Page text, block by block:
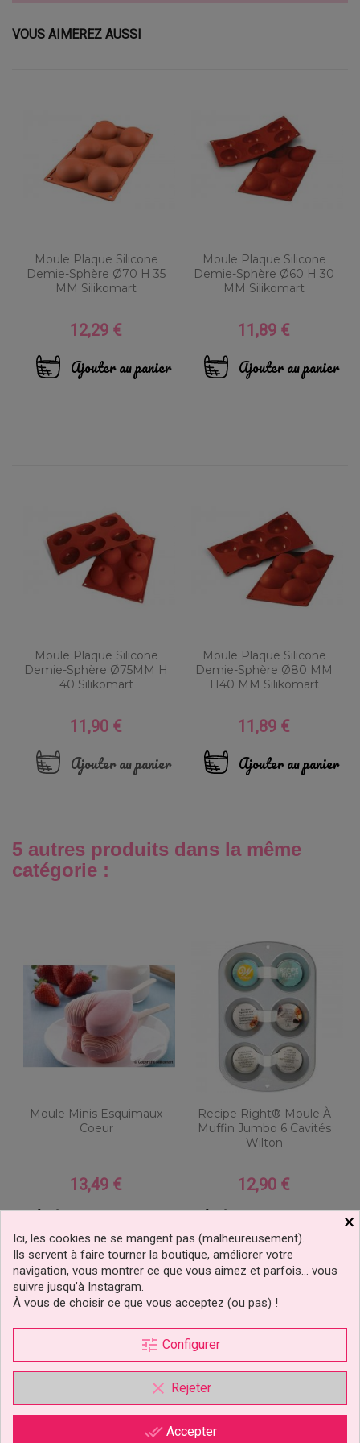
VOUS AIMEREZ AUSSI
Moule Plaque Silicone
Demie-Sphère Ø70 H 35
MM Silikomart
Prix
12,29 €
Ajouter au panier
Moule Plaque Silicone
Demie-Sphère Ø60 H 30
MM Silikomart
Prix
11,89 €
Ajouter au panier
Moule Plaque Silicone
Demie-Sphère Ø75MM H
40 Silikomart
Prix
11,90 €
Ajouter au panier
Moule Plaque Silicone
Demie-Sphère Ø80 MM
H40 MM Silikomart
Prix
11,89 €
Ajouter au panier
5 autres produits dans la même
catégorie :
Moule Minis Esquimaux
Coeur
Prix
13,49 €
Recipe Right® Moule À
Muffin Jumbo 6 Cavités
Wilton
Prix
12,90 €
×
Ici, les cookies ne se mangent pas (malheureusement).
Ils servent à faire tourner la boutique, améliorer votre
navigation, vous montrer ce que vous aimez et parfois… vous
suivre jusqu’à Instagram.
À vous de choisir ce que vous acceptez (ou pas) !
tune Configurer
clear Rejeter
done_all Accepter